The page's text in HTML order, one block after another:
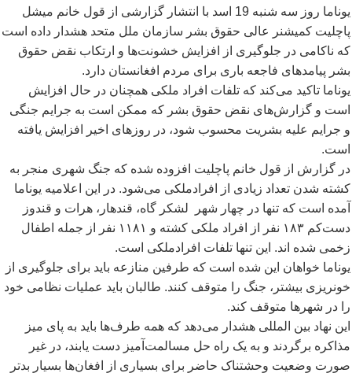
یوناما روز سه شنبه 19 اسد با انتشار گزارشی از قول خانم میشل
پاچلیت کمیشنر عالی حقوق بشر سازمان ملل متحد هشدار داده است
که ناکامی در جلوگیری از افزایش خشونتها و ارتکاب نقض حقوق
بشر پیامدهای فاجعه باری برای مردم افغانستان دارد.
یوناما تاکید میکند که تلفات افراد ملکی همچنان در حال افزایش
است و گزارشهای نقض حقوق بشر که ممکن است به جرایم جنگی
و جرایم علیه بشریت محسوب شود، در روزهای اخیر افزایش یافته
است.
در گزارش از قول خانم پاچلیت افزوده شده که جنگ شهری منجر به
کشته شدن تعداد زیادی از افرادملکی میشود. در این اعلامیه یوناما
آمده است که تنها در چهار شهر لشکر گاه، قندهار، هرات و قندوز
دست
کم ۱۸۳ نفر از افراد ملکی کشته و ۱۱۸۱ نفر از جمله اطفال
زخمی شده اند. این تنها تلفات افرادملکی است.
یوناما خواهان این شده است که طرفین منازعه باید برای جلوگیری از
خونریزی بیشتر، جنگ را متوقف کنند. طالبان باید عملیات نظامی خود
را در شهرها متوقف کند.
این نهاد بین المللی هشدار میدهد که همه طرفها باید به پای میز
مذاکره برگردند و به یک راه حل مسالمت آمیز دست یابند، در غیر
صورت وضعیت وحشتناک حاضر برای بسیاری از افغانها بسیار بدتر